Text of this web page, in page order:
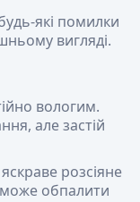
які помилки
вигляді.
вологим.
але застій
розсіяне
обпалити